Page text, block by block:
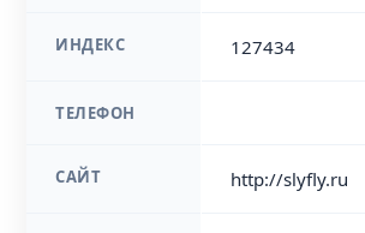
ИНДЕКС 127434
ТЕЛЕФОН
САЙТ http://slyfly.ru